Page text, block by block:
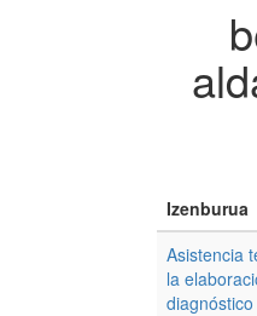
Izenburua
Asistencia
la